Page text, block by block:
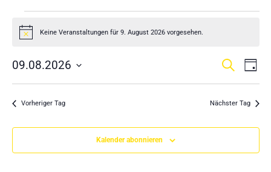
HinweisKeine Veranstaltungen für 9. August 2026 vorgesehen.
und
Suche
Tag
09.08.2026
wählen.
Vorheriger Tag Nächster Tag
Kalender abonnieren